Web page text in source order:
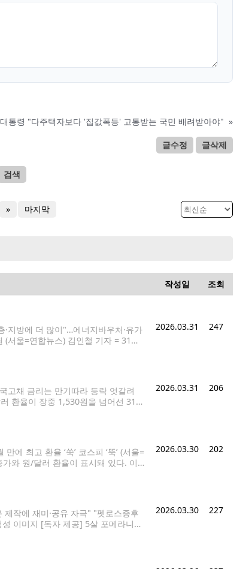
통령 "다주택자보다 '집값폭등' 고통받는 국민 배려받아야" »
글수정 글삭제
검색
» 마지막
작성일 조회
지방에 더 많이"…에너지바우처·유가
서울=연합뉴스) 김인철 기자 = 31일
2026.03.31 247
고채 금리는 만기따라 등락 엇갈려
환율이 장중 1,530원을 넘어선 31일
2026.03.31 206
에 최고 환율 ‘쑥’ 코스피 ‘뚝’ (서울=
와 원/달러 환율이 표시돼 있다. 이
2026.03.30 202
작에 재미·공유 자극" "펫로스증후
이미지 [독자 제공] 5살 포메라니안
2026.03.30 227